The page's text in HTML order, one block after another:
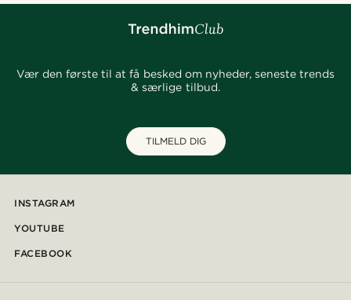
Vær den første til at få besked om nyheder, seneste trends
& særlige tilbud.
TILMELD DIG
INSTAGRAM
YOUTUBE
FACEBOOK